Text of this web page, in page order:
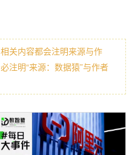
关内容都会注明来源与作
注明“来源：数据猿”与作者